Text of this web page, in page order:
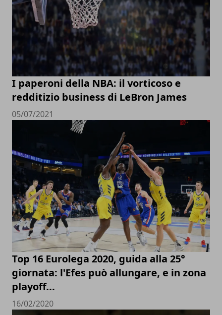
I paperoni della NBA: il vorticoso e
redditizio business di LeBron James
05/07/2021
Top 16 Eurolega 2020, guida alla 25°
giornata: l'Efes può allungare, e in zona
playoff...
16/02/2020